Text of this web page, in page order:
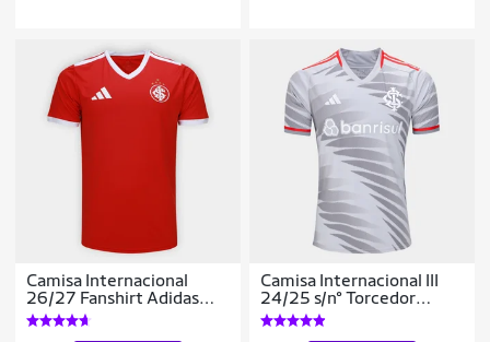
Camisa Internacional
26/27 Fanshirt Adidas
Masculina
Camisa Internacional III
24/25 s/n° Torcedor
Adidas Masculina